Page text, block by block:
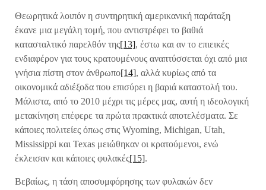
Θεωρητικά λοιπόν η συντηρητική αμερικανική παράταξη
έκανε μια μεγάλη τομή, που αντιστρέφει το βαθιά
κατασταλτικό παρελθόν της[13], έστω και αν το επιεικές
ενδιαφέρον για τους κρατουμένους αναπτύσσεται όχι από μια
γνήσια πίστη στον άνθρωπο[14], αλλά κυρίως από τα
οικονομικά αδιέξοδα που επισύρει η βαριά καταστολή του.
Μάλιστα, από το 2010 μέχρι τις μέρες μας, αυτή η ιδεολογική
μετακίνηση επέφερε τα πρώτα πρακτικά αποτελέσματα. Σε
κάποιες πολιτείες όπως στις Wyoming, Michigan, Utah,
Mississippi και Texas μειώθηκαν οι κρατούμενοι, ενώ
έκλεισαν και κάποιες φυλακές[15].
Βεβαίως, η τάση αποσυμφόρησης των φυλακών δεν